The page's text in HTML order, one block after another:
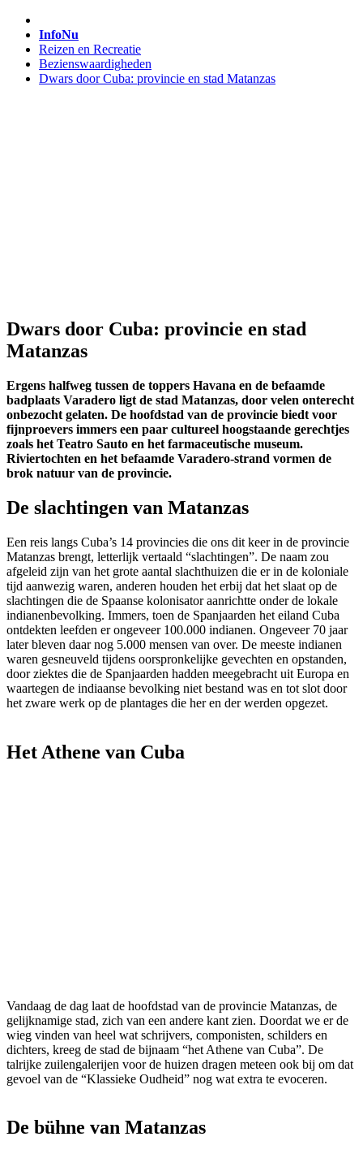
InfoNu
Reizen en Recreatie
Bezienswaardigheden
Dwars door Cuba: provincie en stad Matanzas
Dwars door Cuba: provincie en stad
Matanzas
Ergens halfweg tussen de toppers Havana en de befaamde
badplaats Varadero ligt de stad Matanzas, door velen onterecht
onbezocht gelaten. De hoofdstad van de provincie biedt voor
fijnproevers immers een paar cultureel hoogstaande gerechtjes
zoals het Teatro Sauto en het farmaceutische museum.
Riviertochten en het befaamde Varadero-strand vormen de
brok natuur van de provincie.
De slachtingen van Matanzas
Een reis langs Cuba’s 14 provincies die ons dit keer in de provincie
Matanzas brengt, letterlijk vertaald “slachtingen”. De naam zou
afgeleid zijn van het grote aantal slachthuizen die er in de koloniale
tijd aanwezig waren, anderen houden het erbij dat het slaat op de
slachtingen die de Spaanse kolonisator aanrichtte onder de lokale
indianenbevolking. Immers, toen de Spanjaarden het eiland Cuba
ontdekten leefden er ongeveer 100.000 indianen. Ongeveer 70 jaar
later bleven daar nog 5.000 mensen van over. De meeste indianen
waren gesneuveld tijdens oorspronkelijke gevechten en opstanden,
door ziektes die de Spanjaarden hadden meegebracht uit Europa en
waartegen de indiaanse bevolking niet bestand was en tot slot door
het zware werk op de plantages die her en der werden opgezet.
Het Athene van Cuba
Vandaag de dag laat de hoofdstad van de provincie Matanzas, de
gelijknamige stad, zich van een andere kant zien. Doordat we er de
wieg vinden van heel wat schrijvers, componisten, schilders en
dichters, kreeg de stad de bijnaam “het Athene van Cuba”. De
talrijke zuilengalerijen voor de huizen dragen meteen ook bij om dat
gevoel van de “Klassieke Oudheid” nog wat extra te evoceren.
De bühne van Matanzas